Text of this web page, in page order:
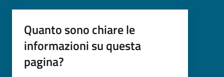
Quanto sono chiare le
informazioni su questa
pagina?